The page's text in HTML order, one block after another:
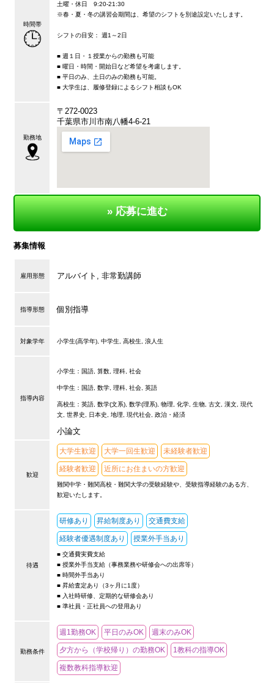
時間帯
土曜・休日 9:20-21:30
※春・夏・冬の講習会期間は、希望のシフトを別途設定いたします。
シフトの目安： 週1～2日
■ 週１日・１授業からの勤務も可能
■ 曜日・時間・開始日など希望を考慮します。
■ 平日のみ、土日のみの勤務も可能。
■ 大学生は、履修登録によるシフト相談もOK
勤務地
〒272-0023
千葉県市川市南八幡4-6-21
» 応募に進む
募集情報
雇用形態 アルバイト, 非常勤講師
指導形態 個別指導
対象学年 小学生(高学年), 中学生, 高校生, 浪人生
指導内容
小学生：国語, 算数, 理科, 社会
中学生：国語, 数学, 理科, 社会, 英語
高校生：英語, 数学(文系), 数学(理系), 物理, 化学, 生物, 古文, 漢文, 現代
文, 世界史, 日本史, 地理, 現代社会, 政治・経済
小論文
歓迎
大学生歓迎 大学一回生歓迎 未経験者歓迎
経験者歓迎 近所にお住まいの方歓迎
難関中学・難関高校・難関大学の受験経験や、受験指導経験のある方、
歓迎いたします。
待遇
研修あり 昇給制度あり 交通費支給
経験者優遇制度あり 授業外手当あり
■ 交通費実費支給
■ 授業外手当支給（事務業務や研修会への出席等）
■ 時間外手当あり
■ 昇給査定あり（3ヶ月に1度）
■ 入社時研修、定期的な研修会あり
■ 準社員・正社員への登用あり
勤務条件
週1勤務OK 平日のみOK 週末のみOK
夕方から（学校帰り）の勤務OK 1教科の指導OK
複数教科指導歓迎